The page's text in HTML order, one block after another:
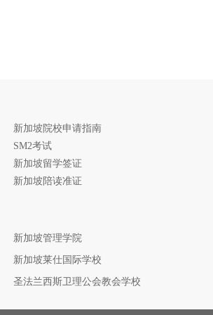
新加坡院校申请指南
SM2考试
新加坡留学签证
新加坡陪读准证
新加坡管理学院
新加坡莱仕国际学校
圣法兰西斯卫理公会教会学校